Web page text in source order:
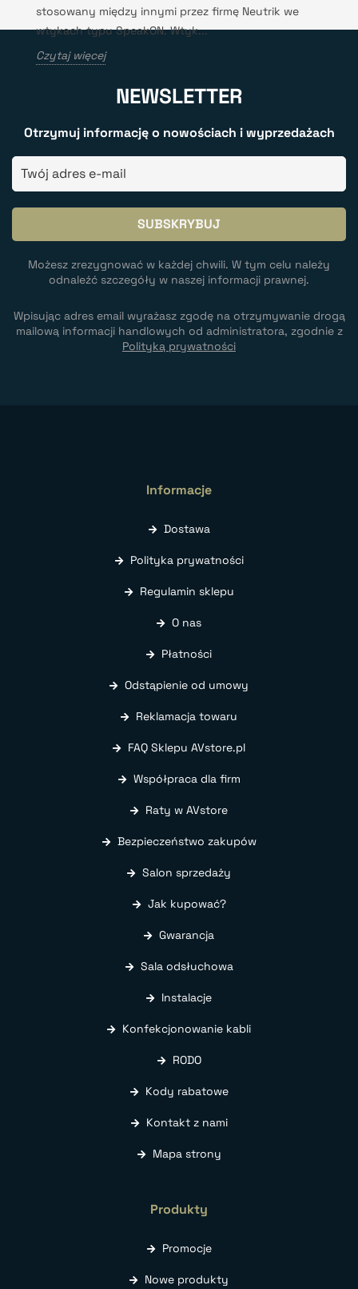
stosowany między innymi przez firmę Neutrik we
wtykach typu SpeakON. Wtyk...
Czytaj więcej
NEWSLETTER
Otrzymuj informację o nowościach i wyprzedażach
Możesz zrezygnować w każdej chwili. W tym celu należy
odnaleźć szczegóły w naszej informacji prawnej.
Wpisując adres email wyrażasz zgodę na otrzymywanie drogą
mailową informacji handlowych od administratora, zgodnie z
Polityką prywatności
Informacje
Dostawa
Polityka prywatności
Regulamin sklepu
O nas
Płatności
Odstąpienie od umowy
Reklamacja towaru
FAQ Sklepu AVstore.pl
Współpraca dla firm
Raty w AVstore
Bezpieczeństwo zakupów
Salon sprzedaży
Jak kupować?
Gwarancja
Sala odsłuchowa
Instalacje
Konfekcjonowanie kabli
RODO
Kody rabatowe
Kontakt z nami
Mapa strony
Produkty
Promocje
Nowe produkty